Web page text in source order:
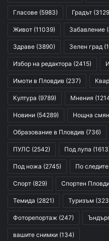
Гласове (5983) Градът
Живот (11039) Забавление
Здраве (3890) Зелен град
Избор на редактора (2415)
Имоти в Пловдив (237)
Култура (9789) Мнения
Новини (54289) Нощна
Образование в Пловдив (736)
ПУЛС (2542) Под лупа
Под ножа (2745) По следите
Спорт (829) Спортен
Темида (2821) Туризъм
Фоторепортаж (247)
вашите снимки (134)